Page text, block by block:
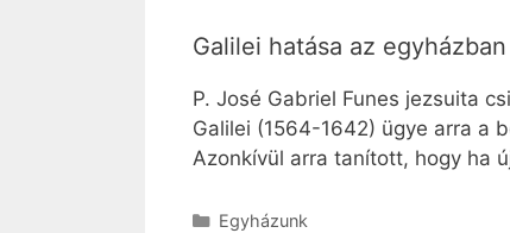
Galilei hatása az egyházban
P. José Gabriel Funes jezsuita
Galilei (1564-1642) ügye arra a
Azonkívül arra tanított, hogy ha
Kategória
Egyházunk